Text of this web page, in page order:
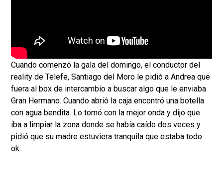
Cuando comenzó la gala del domingo, el conductor del
reality de Telefe, Santiago del Moro le pidió a Andrea que
fuera al box de intercambio a buscar algo que le enviaba
Gran Hermano. Cuando abrió la caja encontró una botella
con agua bendita. Lo tomó con la mejor onda y dijo que
iba a limpiar la zona donde se había caído dos veces y
pidió que su madre estuviera tranquila que estaba todo
ok.